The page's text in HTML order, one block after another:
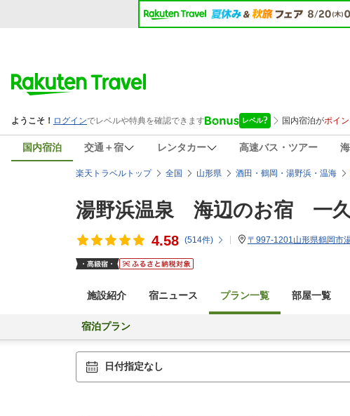
国内宿泊 交通＋宿 レンタカー 高速バス・ツアー
楽天トラベルトップ 全国 山形県 酒田・鶴岡・湯野浜・温海
湯野浜温泉 海辺のお宿 一久
4.58 (514件) 〒997-1201山形県鶴岡市
施設紹介 宿ニュース プラン一覧 部屋一覧
宿泊プラン
日付指定なし